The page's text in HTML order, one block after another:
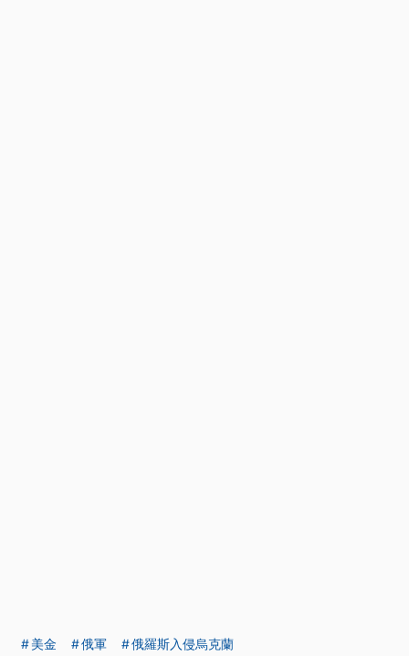
美金 俄軍
俄羅斯入侵烏克蘭